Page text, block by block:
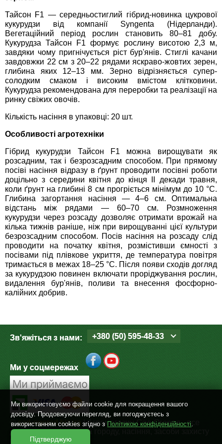
Тайсон F1 — середньостиглий гібрид-новинка цукрової
кукурудзи від компанії Syngenta (Нідерланди).
Кукурудза Тайсон F1 формує рослину висотою 2,3 м,
завдяки чому пригнічується ріст бур'янів. Стиглі качани
завдовжки 22 см з 20–22 рядами яскраво-жовтих зерен,
глибина яких 12–13 мм. Зерно відрізняється супер-
солодким смаком і високим вмістом клітковини.
Кукурудза рекомендована для переробки та реалізації на
ринку свіжих овочів.
Кількість насіння в упаковці: 20 шт.
Особливості агротехніки
Гібрид кукурудзи Тайсон F1 можна вирощувати як
розсадним, так і безрозсадним способом. При прямому
посіві насіння відразу в ґрунт проводити посівні роботи
доцільно з середини квітня до кінця ІІ декади травня,
коли ґрунт на глибині 8 см прогріється мінімум до 10 °С.
Глибина загортання насіння — 4–6 см. Оптимальна
відстань між рядами — 60–70 см.
Розмноження
кукурудзи через розсаду дозволяє отримати врожай на
кілька тижнів раніше, ніж при вирощуванні цієї культури
безрозсадним способом. Посів насіння на розсаду слід
проводити на початку квітня, розмістивши ємності з
посівами під плівкове укриття, де температура повітря
тримається в межах 18–25 °С. Після появи сходів догляд
за кукурудзою повинен включати проріджування рослин,
видалення бур'янів, поливи та внесення фосфорно-
калійних добрив.
Зв'яжіться з нами: +380 (50) 595-48-33
Ми у соцмережах
©sad-ogorod.biz.ua | Агромагазин Сад-Огород - все
для дому, дачі, саду та городу, насіння, засоби захисту
рослин. 2004 - 2026
Семена табака
Семена томатов
Семена газонной травы
Семена укропа
Семена фасоли
Семена цветов
Семена шпината
Семена щавеля
Элитные семена в банках
Средства защиты от мух
Средства защиты от моли
Средства защиты от капустницы
Средства защиты от кротов
Средства защиты от грызунов
Препараты для септиков, выгребных ям и
Хозяйственные товары
Средства защиты растений
Лидеры продаж
Купить семена - хиты продаж
Архив
Ми використовуємо файли cookie для покращення вашого
досвіду. Продовжуючи перегляд, ви погоджуєтесь з
використанням cookies згідно з Політикою конфіденційності.
Підтверджую